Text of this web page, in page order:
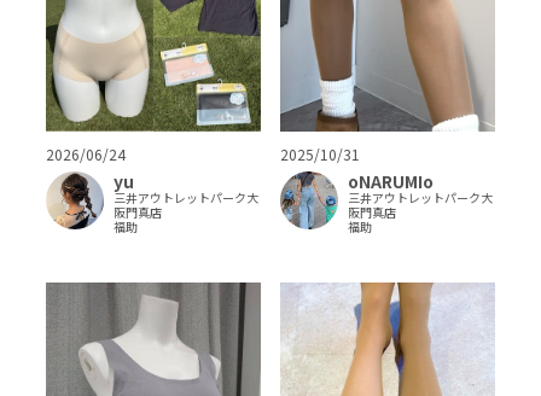
2026/06/24
yu
三井アウトレットパーク大
阪門真店
福助
2025/10/31
oNARUMIo
三井アウトレットパーク大
阪門真店
福助